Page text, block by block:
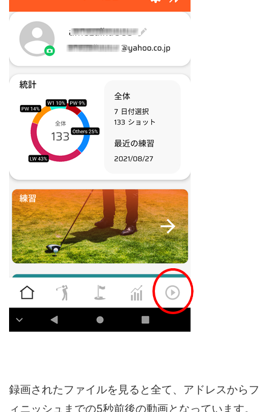
録画されたファイルを見ると全て、アドレスからフ
ィニッシュまでの5秒前後の動画となっています。